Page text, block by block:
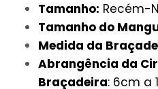
Tamanho: Recém-
Tamanho do
Medida da
Abrangência da
Braçadeira: 6cm a